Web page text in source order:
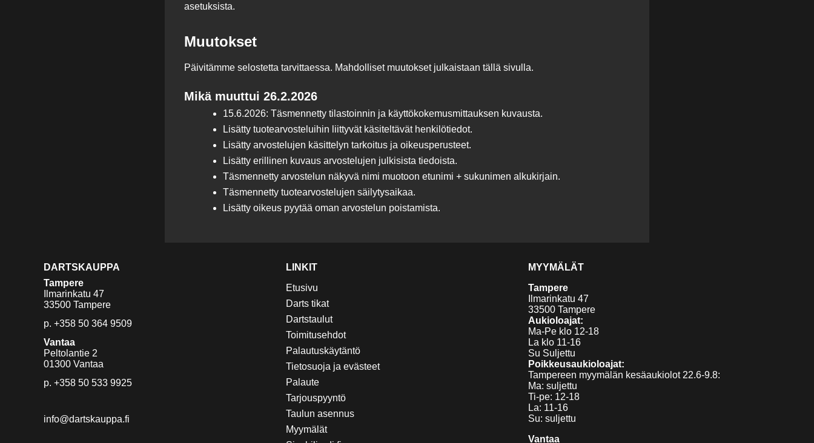
asetuksista.
Muutokset
Päivitämme selostetta tarvittaessa. Mahdolliset muutokset julkaistaan tällä sivulla.
Mikä muuttui 26.2.2026
15.6.2026: Täsmennetty tilastoinnin ja käyttökokemusmittauksen kuvausta.
Lisätty tuotearvosteluihin liittyvät käsiteltävät henkilötiedot.
Lisätty arvostelujen käsittelyn tarkoitus ja oikeusperusteet.
Lisätty erillinen kuvaus arvostelujen julkisista tiedoista.
Täsmennetty arvostelun näkyvä nimi muotoon etunimi + sukunimen alkukirjain.
Täsmennetty tuotearvostelujen säilytysaikaa.
Lisätty oikeus pyytää oman arvostelun poistamista.
DARTSKAUPPA
Tampere
Ilmarinkatu 47
33500 Tampere
p. +358 50 364 9509
Vantaa
Peltolantie 2
01300 Vantaa
p. +358 50 533 9925
info@dartskauppa.fi
LINKIT
Etusivu
Darts tikat
Dartstaulut
Toimitusehdot
Palautuskäytäntö
Tietosuoja ja evästeet
Palaute
Tarjouspyyntö
Taulun asennus
Myymälät
MYYMÄLÄT
Tampere
Ilmarinkatu 47
33500 Tampere
Aukioloajat:
Ma-Pe klo 12-18
La klo 11-16
Su Suljettu
Poikkeusaukioloajat:
Tampereen myymälän kesäaukiolot 22.6-9.8:
Ma: suljettu
Ti-pe: 12-18
La: 11-16
Su: suljettu
Vantaa